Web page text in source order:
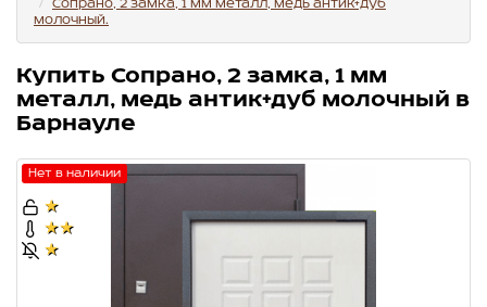
Сопрано, 2 замка, 1 мм металл, медь антик+дуб
молочный.
Купить Сопрано, 2 замка, 1 мм
металл, медь антик+дуб молочный в
Барнауле
Нет в наличии
★
★★
★